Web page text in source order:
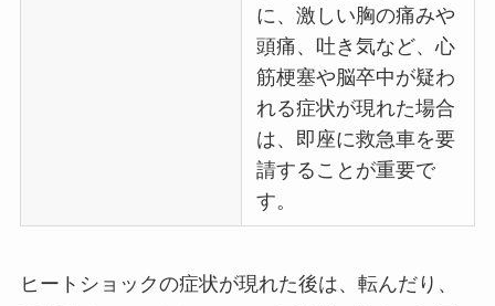
に、激しい胸の痛みや
頭痛、吐き気など、心
筋梗塞や脳卒中が疑わ
れる症状が現れた場合
は、即座に救急車を要
請することが重要で
す。
ヒートショックの症状が現れた後は、転んだり、